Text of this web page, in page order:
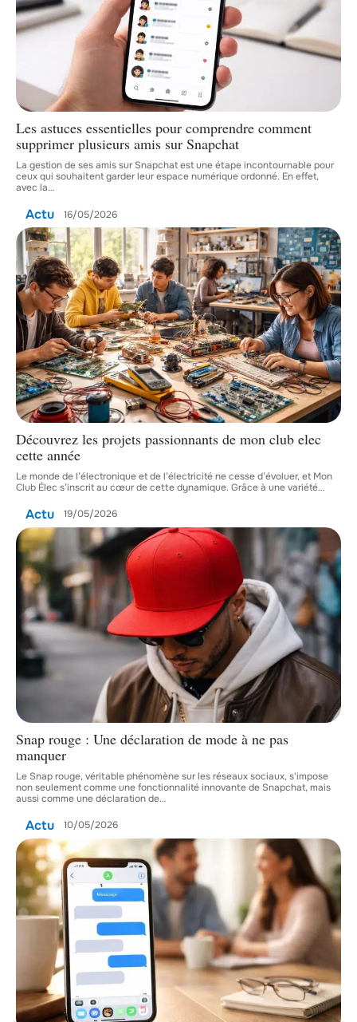
Les astuces essentielles pour comprendre comment
supprimer plusieurs amis sur Snapchat
La gestion de ses amis sur Snapchat est une étape incontournable pour
ceux qui souhaitent garder leur espace numérique ordonné. En effet,
avec la…
Actu 16/05/2026
Découvrez les projets passionnants de mon club elec
cette année
Le monde de l’électronique et de l’électricité ne cesse d’évoluer, et Mon
Club Élec s’inscrit au cœur de cette dynamique. Grâce à une variété…
Actu 19/05/2026
Snap rouge : Une déclaration de mode à ne pas
manquer
Le Snap rouge, véritable phénomène sur les réseaux sociaux, s'impose
non seulement comme une fonctionnalité innovante de Snapchat, mais
aussi comme une déclaration de…
Actu 10/05/2026